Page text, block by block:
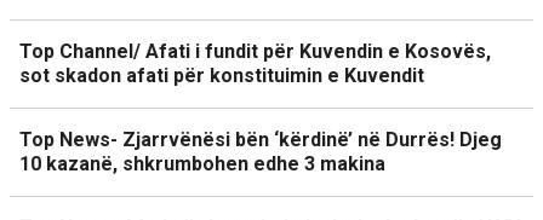
Top Channel/ Afati i fundit për Kuvendin e Kosovës,
sot skadon afati për konstituimin e Kuvendit
Top News- Zjarrvënësi bën ‘kërdinë’ në Durrës! Djeg
10 kazanë, shkrumbohen edhe 3 makina